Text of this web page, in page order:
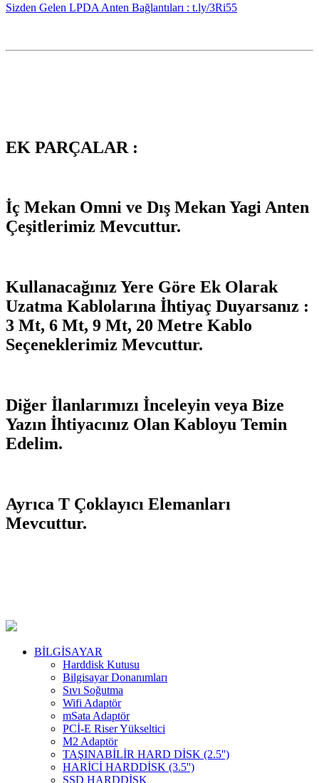
Sizden Gelen LPDA Anten Bağlantıları : t.ly/3Ri55
EK PARÇALAR :
İç Mekan Omni ve Dış Mekan Yagi Anten
Çeşitlerimiz Mevcuttur.
Kullanacağınız Yere Göre Ek Olarak
Uzatma Kablolarına İhtiyaç Duyarsanız :
3 Mt, 6 Mt, 9 Mt, 20 Metre Kablo
Seçeneklerimiz Mevcuttur.
Diğer İlanlarımızı İnceleyin veya Bize
Yazın İhtiyacınız Olan Kabloyu Temin
Edelim.
Ayrıca T Çoklayıcı Elemanları
Mevcuttur.
BİLGİSAYAR
Harddisk Kutusu
Bilgisayar Donanımları
Sıvı Soğutma
Wifi Adaptör
mSata Adaptör
PCİ-E Riser Yükseltici
M2 Adaptör
TAŞINABİLİR HARD DİSK (2.5'')
HARİCİ HARDDİSK (3.5'')
SSD HARDDİSK